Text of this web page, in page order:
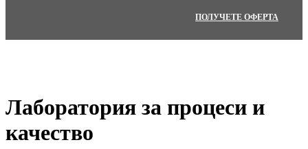
ПОЛУЧЕТЕ ОФЕРТА
Лаборатория за процеси и
качество